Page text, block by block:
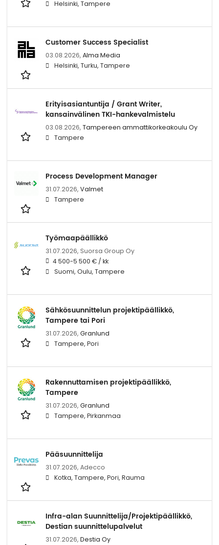
Helsinki, Tampere
Customer Success Specialist
03.08.2026, Alma Media
Helsinki, Turku, Tampere
Erityisasiantuntija / Grant Writer,
kansainvälinen TKI-hankevalmistelu
03.08.2026, Tampereen ammattikorkeakoulu Oy
Tampere
Process Development Manager
31.07.2026, Valmet
Tampere
Työmaapäällikkö
31.07.2026, Suorsa Group Oy
4 500-5 500 € / kk
Suomi, Oulu, Tampere
Sähkösuunnittelun projektipäällikkö,
Tampere tai Pori
31.07.2026, Granlund
Tampere, Pori
Rakennuttamisen projektipäällikkö,
Tampere
31.07.2026, Granlund
Tampere, Pirkanmaa
Pääsuunnittelija
31.07.2026, Adecco
Kotka, Tampere, Pori, Rauma
Infra-alan Suunnittelija/Projektipäällikkö,
Destian suunnittelupalvelut
31.07.2026, Destia Oy